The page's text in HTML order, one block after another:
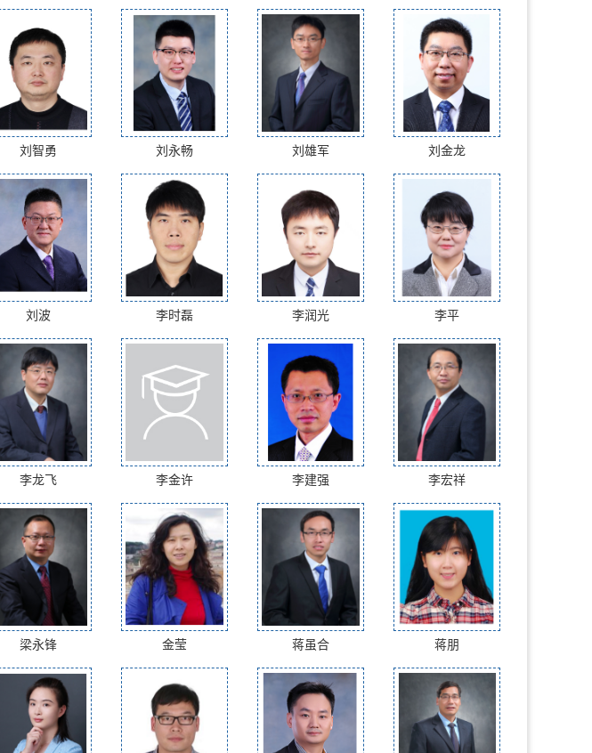
刘智勇 刘永畅 刘雄军 刘金龙
刘波 李时磊 李润光 李平
李龙飞 李金许 李建强 李宏祥
梁永锋 金莹 蒋虽合 蒋朋